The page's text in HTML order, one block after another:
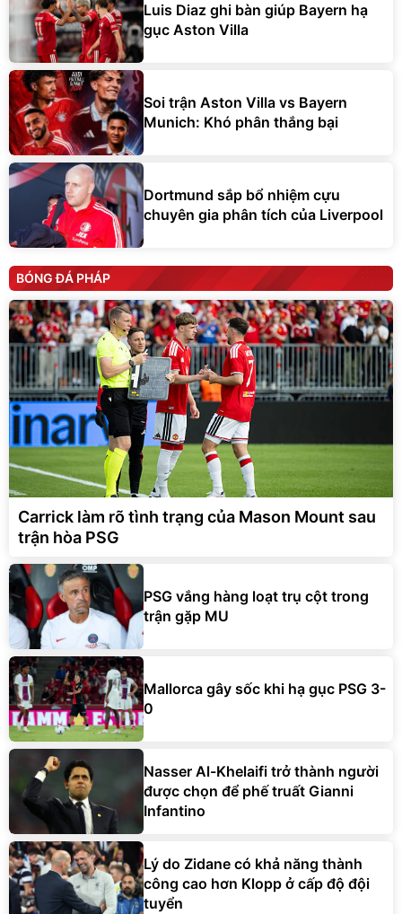
Luis Diaz ghi bàn giúp Bayern hạ
gục Aston Villa
Soi trận Aston Villa vs Bayern
Munich: Khó phân thắng bại
Dortmund sắp bổ nhiệm cựu
chuyên gia phân tích của Liverpool
BÓNG ĐÁ PHÁP
Carrick làm rõ tình trạng của Mason Mount sau
trận hòa PSG
PSG vắng hàng loạt trụ cột trong
trận gặp MU
Mallorca gây sốc khi hạ gục PSG 3-
0
Nasser Al-Khelaifi trở thành người
được chọn để phế truất Gianni
Infantino
Lý do Zidane có khả năng thành
công cao hơn Klopp ở cấp độ đội
tuyển